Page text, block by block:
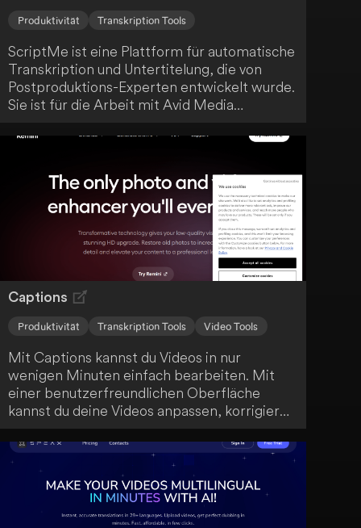
Produktivität Transkription Tools
ScriptMe ist eine Plattform für automatische
Transkription und Untertitelung, die von
Postproduktions-Experten entwickelt wurde.
Sie ist für die Arbeit mit Avid Media
Captions
Produktivität Transkription Tools Video Tools
Mit Captions kannst du Videos in nur
wenigen Minuten einfach bearbeiten. Mit
einer benutzerfreundlichen Oberfläche
kannst du deine Videos anpassen, korrigieren
und übersetzen. So maximierst du die
Reichweite deiner Inhalte mit minimalem
Aufwand.